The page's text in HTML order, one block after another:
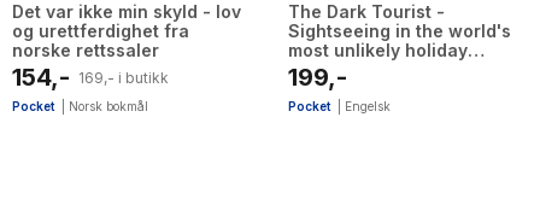
Det var ikke min skyld - lov
og urettferdighet fra
norske rettssaler
154,- 169,- i butikk
Pocket Norsk bokmål
The Dark Tourist -
Sightseeing in the world's
most unlikely holiday
destinations
199,-
Pocket Engelsk